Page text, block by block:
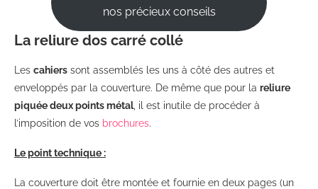
nos précieux conseils
La reliure dos carré collé
Les cahiers sont assemblés les uns à côté des autres et
enveloppés par la couverture. De même que pour la reliure
piquée deux points métal, il est inutile de procéder à
l’imposition de vos brochures.
Le point technique :
La couverture doit être montée et fournie en deux pages (un